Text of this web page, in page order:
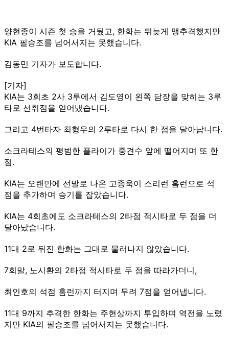
양현종이 시즌 첫 승을 거뒀고, 한화는 뒤늦게 맹추격했지만
KIA 필승조를 넘어서지는 못했습니다.
김동민 기자가 보도합니다.
[기자]
KIA는 3회초 2사 3루에서 김도영이 왼쪽 담장을 맞히는 3루
타로 선취점을 얻어냈습니다.
그리고 4번타자 최형우의 2루타로 다시 한 점을 달아납니다.
소크라테스의 평범한 플라이가 중견수 앞에 떨어지며 또 한
점.
KIA는 오랜만에 선발로 나온 고종욱이 스리런 홈런으로 석
점을 추가하며 승기를 잡았습니다.
KIA는 4회초에도 소크라테스의 2타점 적시타로 두 점을 더
달아났습니다.
11대 2로 뒤진 한화는 그대로 물러나지 않았습니다.
7회말, 노시환의 2타점 적시타로 두 점을 따라가더니,
최인호의 석점 홈런까지 터지며 무려 7점을 얻어냅니다.
11대 9까지 추격한 한화는 주현상까지 투입하며 역전을 노렸
지만 KIA의 필승조를 넘어서지는 못했습니다.